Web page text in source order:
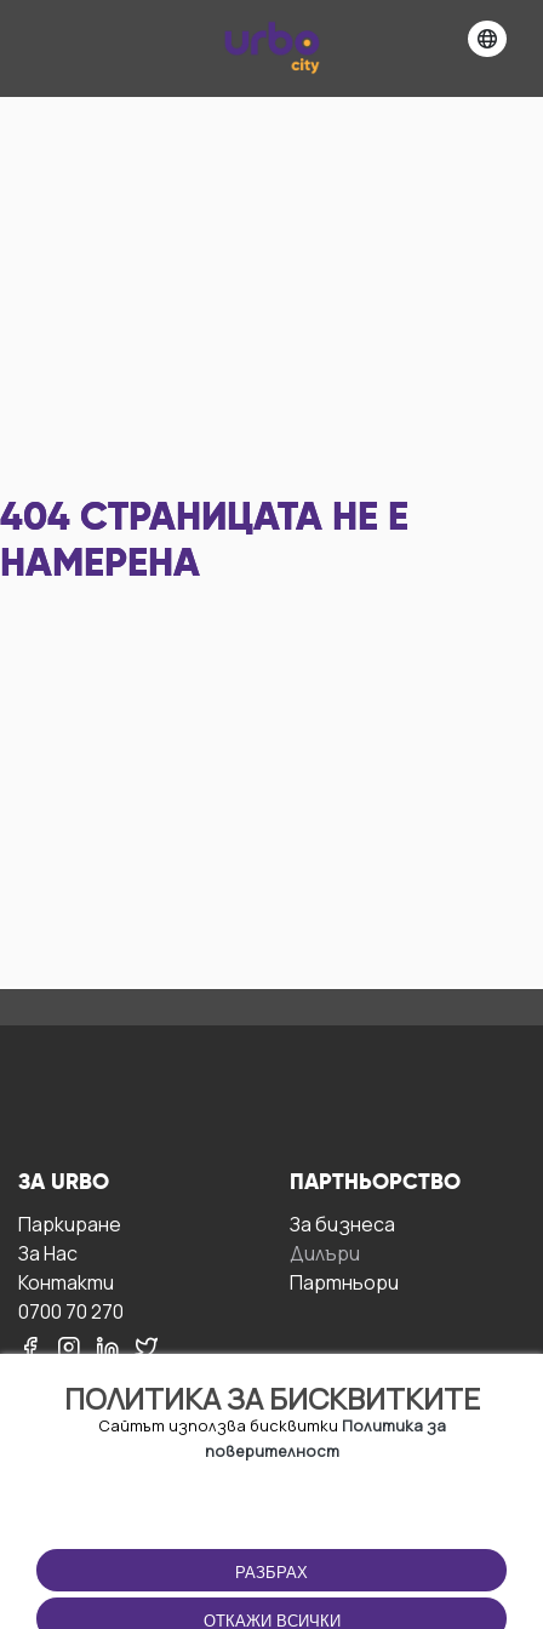
404 СТРАНИЦАТА НЕ Е
НАМЕРЕНА
ПОЛИТИКА ЗА БИСКВИТКИТЕ
Сайтът използва бисквитки Политика за
поверителност
РАЗБРАХ
ОТКАЖИ ВСИЧКИ
ЗА URBO
Паркиране
За Hас
Контакти
0700 70 270
ПАРТНЬОРСТВО
За бизнесa
Дилъри
Партньори
ПОЛЗВАНЕ
Правила и условия за
ползване
ПРИЛОЖЕНИЕТО